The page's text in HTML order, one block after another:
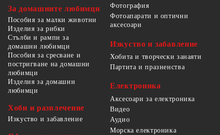
За домашните любимци
Пособия за малки животни
Изделия за рибки
Стълби и рампи за
домашни любимци
Пособия за сресване и
постригване на домашни
любимци
Изделия за домашни
любимци
Хоби и развлечение
Изкуство и забавление
Фотография
Фотоапарати и оптични
аксесоари
Изкуство и забавление
Хобита и творчески занаяти
Партита и празненства
Електроника
Аксесоари за електроника
Видео
Аудио
Морска електроника